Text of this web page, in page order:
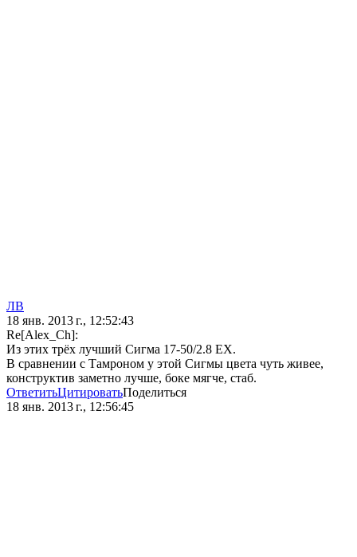
ЛВ
18 янв. 2013 г., 12:52:43
Re[Alex_Ch]:
Из этих трёх лучший Сигма 17-50/2.8 ЕХ.
В сравнении с Тамроном у этой Сигмы цвета чуть живее,
конструктив заметно лучше, боке мягче, стаб.
ОтветитьЦитироватьПоделиться
18 янв. 2013 г., 12:56:45